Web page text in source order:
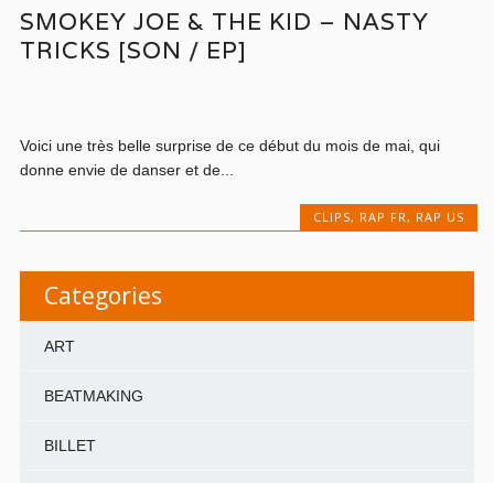
SMOKEY JOE & THE KID – NASTY
TRICKS [SON / EP]
Voici une très belle surprise de ce début du mois de mai, qui
donne envie de danser et de...
CLIPS, RAP FR, RAP US
Categories
ART
BEATMAKING
BILLET